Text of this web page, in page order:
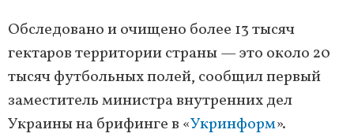
Обследовано и очищено более 13 тысяч
гектаров территории страны — это около 20
тысяч футбольных полей, сообщил первый
заместитель министра внутренних дел
Украины на брифинге в «Укринформ».